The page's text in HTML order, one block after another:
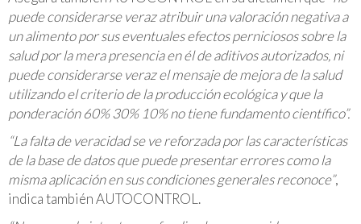
puede considerarse veraz atribuir una valoración negativa a
un alimento por sus eventuales efectos perniciosos sobre la
salud por la mera presencia en él de aditivos autorizados, ni
puede considerarse veraz el mensaje de mejora de la salud
utilizando el criterio de la producción ecológica y que la
ponderación 60% 30% 10% no tiene fundamento científico”.
“La falta de veracidad se ve reforzada por las características
de la base de datos que puede presentar errores como la
misma aplicación en sus condiciones generales reconoce”,
indica también AUTOCONTROL.